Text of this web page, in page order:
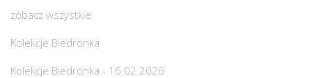
zobacz wszystkie
Kolekcje Biedronka
Kolekcje Biedronka - 16.02.2026